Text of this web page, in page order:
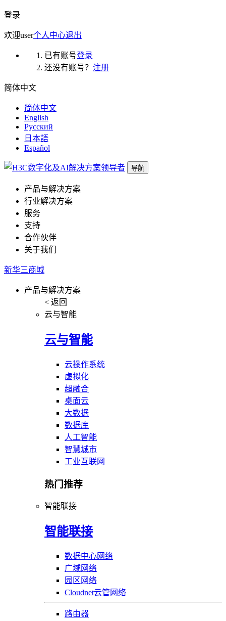
登录
欢迎user个人中心退出
已有账号登录
还没有账号？ 注册
简体中文
简体中文
English
Русский
日本語
Español
导航
产品与解决方案
行业解决方案
服务
支持
合作伙伴
关于我们
新华三商城
产品与解决方案
< 返回
云与智能
云与智能
云操作系统
虚拟化
超融合
桌面云
大数据
数据库
人工智能
智慧城市
工业互联网
热门推荐
智能联接
智能联接
数据中心网络
广域网络
园区网络
Cloudnet云管网络
路由器